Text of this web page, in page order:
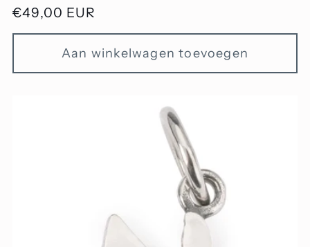
Normale
prijs
€49,00 EUR
Aan winkelwagen toevoegen